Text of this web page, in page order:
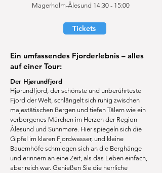
Magerholm-Ålesund 14:30 - 15:00
Tickets
Ein umfassendes Fjorderlebnis – alles
auf einer Tour:
Der Hjørundfjord
Hjørundfjord, der schönste und unberührteste
Fjord der Welt, schlängelt sich ruhig zwischen
majestätischen Bergen und tiefen Tälern wie ein
verborgenes Märchen im Herzen der Region
Ålesund und Sunnmøre. Hier spiegeln sich die
Gipfel im klaren Fjordwasser, und kleine
Bauernhöfe schmiegen sich an die Berghänge
und erinnern an eine Zeit, als das Leben einfach,
aber reich war. Genießen Sie die herrliche